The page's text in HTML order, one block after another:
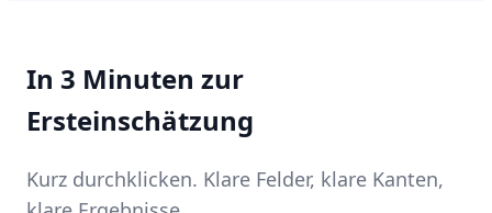
In 3 Minuten zur
Ersteinschätzung
Kurz durchklicken. Klare Felder, klare Kanten,